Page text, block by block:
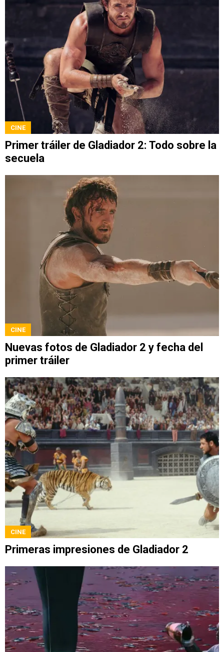
CINE
Primer tráiler de Gladiador 2: Todo sobre la
secuela
CINE
Nuevas fotos de Gladiador 2 y fecha del
primer tráiler
CINE
Primeras impresiones de Gladiador 2